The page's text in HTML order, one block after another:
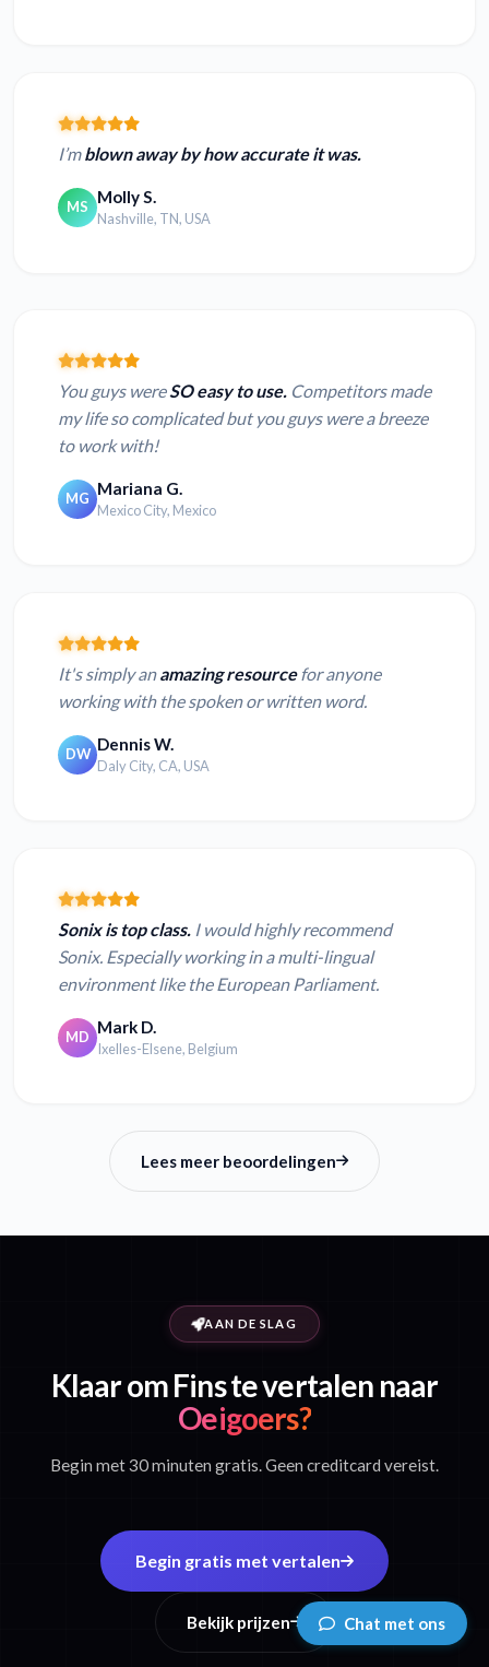
I’mblown away by how accurate it was.
MS Molly S.
Nashville, TN, USA
You guys wereSO easy to use. Competitors made
my life so complicated but you guys were a breeze
to work with!
MG Mariana G.
Mexico City, Mexico
It's simply anamazing resourcefor anyone
working with the spoken or written word.
DW Dennis W.
Daly City, CA, USA
Sonix is top class. I would highly recommend
Sonix. Especially working in a multi-lingual
environment like the European Parliament.
MD Mark D.
Ixelles-Elsene, Belgium
Lees meer beoordelingen
AAN DE SLAG
Klaar om Fins te vertalen naar
Oeigoers?
Begin met 30 minuten gratis. Geen creditcard vereist.
Begin gratis met vertalen
Bekijk prijzen Chat met ons